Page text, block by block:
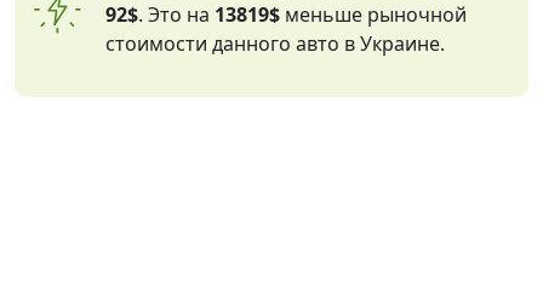
92$. Это на 13819$ меньше рыночной
стоимости данного авто в Украине.